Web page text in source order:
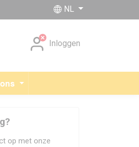
Navigatie overslaan
Inloggen
NL
op met onze